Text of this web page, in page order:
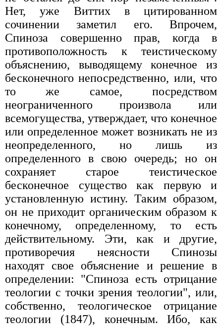
Нет, уже Виттих в цитированном
сочинении заметил его. Впрочем,
Спиноза совершенно прав, когда в
противоположность к теистическому
объяснению, выводящему конечное из
бесконечного непосредственно, или, что
то же самое, посредством
неограниченного произвола или
всемогущества, утверждает, что конечное
или определенное может возникать не из
неопределенного, но лишь из
определенного в свою очередь; но он
сохраняет старое теистическое
бесконечное существо как первую и
установленную истину. Таким образом,
он не приходит органическим образом к
конечному, определенному, то есть
действительному. Эти, как и другие,
противоречия неясности Спинозы
находят свое объяснение и решение в
определении: "Спиноза есть отрицание
теологии с точки зрения теологии", или,
собственно, теологическое отрицание
теологии (1847), конечным. Ибо, как